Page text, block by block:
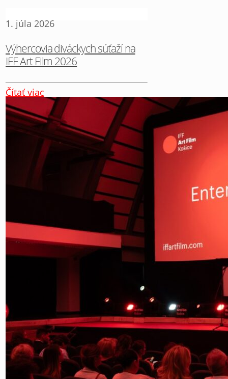
1. júla 2026
Výhercovia diváckych súťaží na
IFF Art Film 2026
Čítať viac